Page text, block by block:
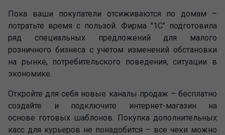
Пока ваши покупатели отсиживаются по домам –
потратьте время с пользой. Фирма "1С" подготовила
ряд специальных предложений для малого
розничного бизнеса с учетом изменений обстановки
на рынке, потребительского поведения, ситуации в
экономике.
Откройте для себя новые каналы продаж – бесплатно
создайте и подключите интернет-магазин на
основе готовых шаблонов. Покупка дополнительных
касс для курьеров не понадобится – все чеки можно